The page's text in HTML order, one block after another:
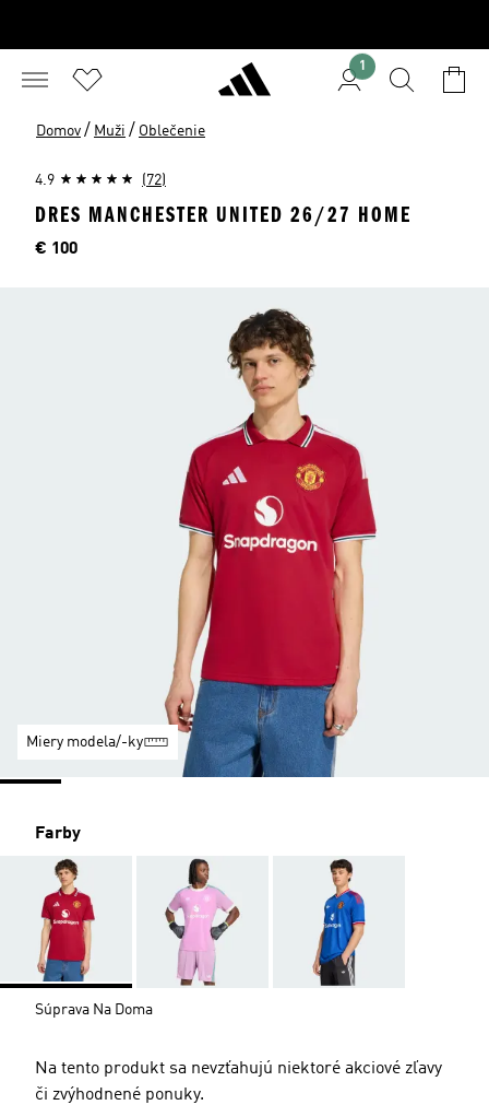
1
Domov / Muži / Oblečenie
4.9 (72)
DRES MANCHESTER UNITED 26/27 HOME
Cena
€ 100
Miery modela/-ky
Farby
Súprava Na Doma
Na tento produkt sa nevzťahujú niektoré akciové zľavy
či zvýhodnené ponuky.